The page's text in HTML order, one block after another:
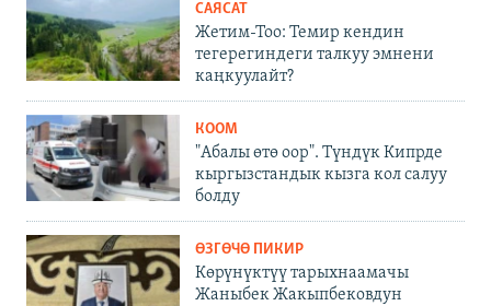
САЯСАТ
Жетим-Тоо: Темир кендин
тегерегиндеги талкуу эмнени
каңкуулайт?
КООМ
"Абалы өтө оор". Түндүк Кипрде
кыргызстандык кызга кол салуу
болду
ӨЗГӨЧӨ ПИКИР
Көрүнүктүү тарыхнаамачы
Жаныбек Жакыпбековдун